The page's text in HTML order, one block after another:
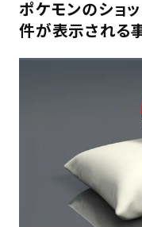
ポケモンのショ
件が表示され